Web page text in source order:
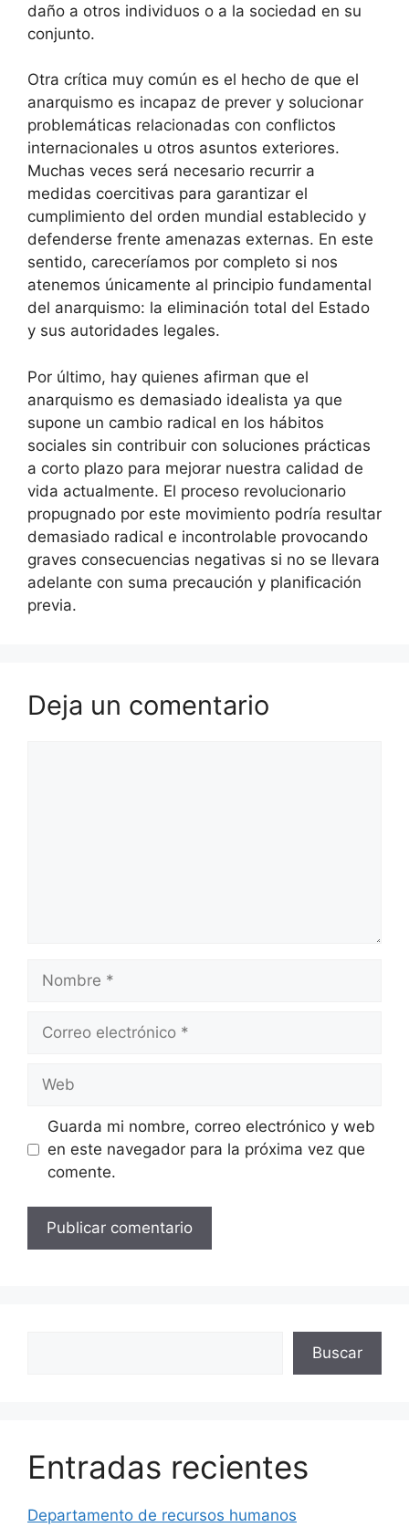
daño a otros individuos o a la sociedad en su
conjunto.
Otra crítica muy común es el hecho de que el
anarquismo es incapaz de prever y solucionar
problemáticas relacionadas con conflictos
internacionales u otros asuntos exteriores.
Muchas veces será necesario recurrir a
medidas coercitivas para garantizar el
cumplimiento del orden mundial establecido y
defenderse frente amenazas externas. En este
sentido, careceríamos por completo si nos
atenemos únicamente al principio fundamental
del anarquismo: la eliminación total del Estado
y sus autoridades legales.
Por último, hay quienes afirman que el
anarquismo es demasiado idealista ya que
supone un cambio radical en los hábitos
sociales sin contribuir con soluciones prácticas
a corto plazo para mejorar nuestra calidad de
vida actualmente. El proceso revolucionario
propugnado por este movimiento podría resultar
demasiado radical e incontrolable provocando
graves consecuencias negativas si no se llevara
adelante con suma precaución y planificación
previa.
Deja un comentario
electrónico
Guarda mi nombre, correo electrónico y web
en este navegador para la próxima vez que
comente.
Buscar
Entradas recientes
Departamento de recursos humanos